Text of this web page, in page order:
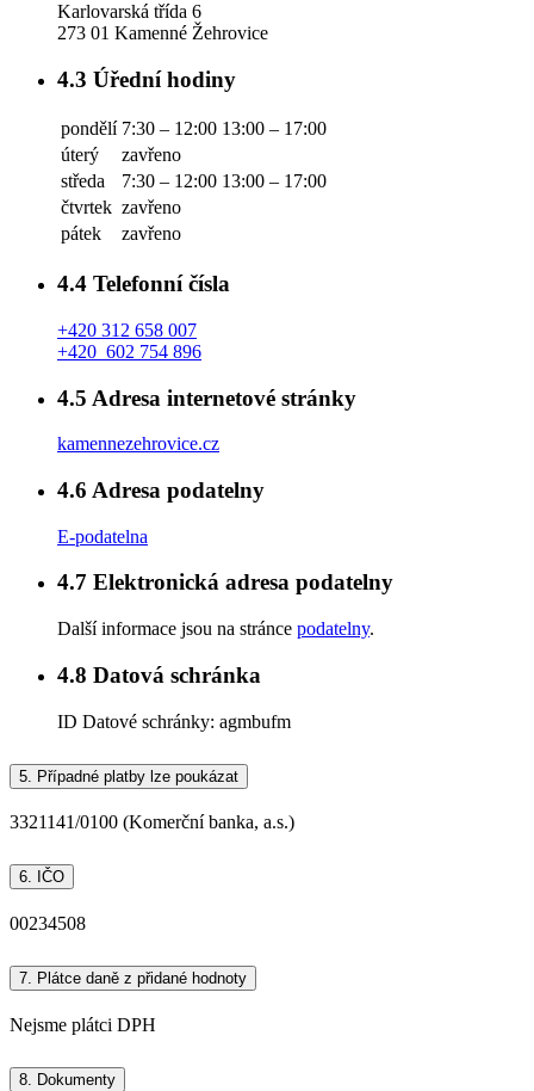
Karlovarská třída 6
273 01 Kamenné Žehrovice
4.3 Úřední hodiny
pondělí 7:30 – 12:00 13:00 – 17:00
úterý
zavřeno
středa
7:30 – 12:00 13:00 – 17:00
čtvrtek zavřeno
pátek
zavřeno
4.4 Telefonní čísla
+420 312 658 007
+420 602 754 896
4.5 Adresa internetové stránky
kamennezehrovice.cz
4.6 Adresa podatelny
E-podatelna
4.7 Elektronická adresa podatelny
Další informace jsou na stránce podatelny.
4.8 Datová schránka
ID Datové schránky: agmbufm
5. Případné platby lze poukázat
3321141/0100 (Komerční banka, a.s.)
6. IČO
00234508
7. Plátce daně z přidané hodnoty
Nejsme plátci DPH
8. Dokumenty